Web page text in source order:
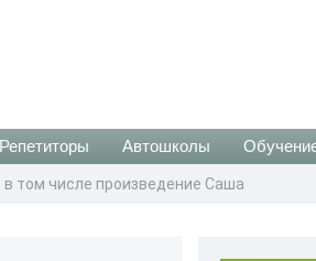
Репетиторы Автошколы
в том числе произведение Саша